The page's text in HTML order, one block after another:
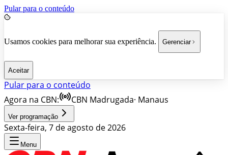
Pular para o conteúdo
Usamos cookies para melhorar sua experiência. Gerenciar
Aceitar
Pular para o conteúdo
Agora na CBN:
CBN Madrugada· Manaus
Ver programação
Sexta-feira, 7 de agosto de 2026
Menu